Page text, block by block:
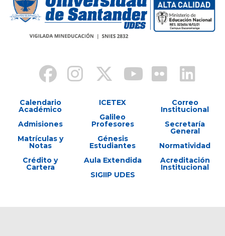
Calendario
Académico
Admisiones
Matrículas y
Notas
Crédito y
Cartera
ICETEX
Galileo
Profesores
Génesis
Estudiantes
Aula Extendida
SIGIIP UDES
Correo
Institucional
Secretaría
General
Normatividad
Acreditación
Institucional